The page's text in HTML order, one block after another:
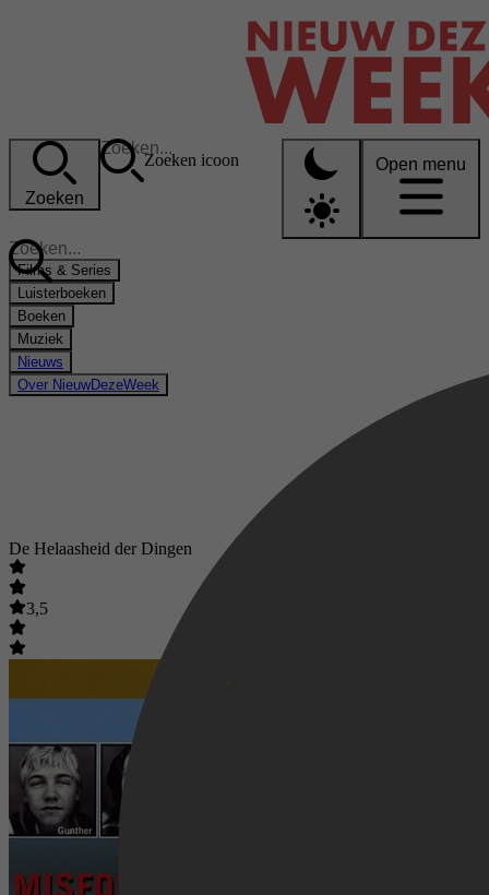
Zoeken
Zoeken icoon Open menu
Films & Series
Luisterboeken
Boeken
Muziek
Nieuws
Over NieuwDezeWeek
De Helaasheid der Dingen
3,5